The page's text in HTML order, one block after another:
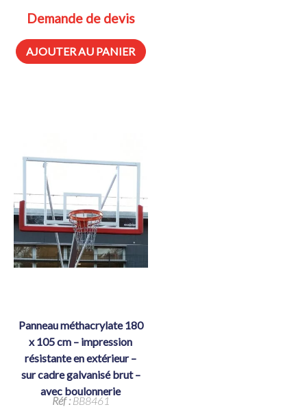
Demande de devis
AJOUTER AU PANIER
panneau méthacrylate 180
x 105 cm – impression
résistante en extérieur –
sur cadre galvanisé brut –
avec boulonnerie
Réf :BB8461